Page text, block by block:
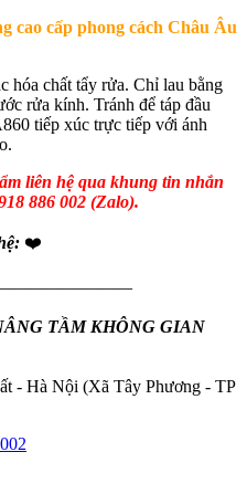
cao cấp phong cách Châu Âu
hóa chất tẩy rửa. Chỉ lau bằng
rửa kính. Tránh để táp đầu
tiếp xúc trực tiếp với ánh
liên hệ qua khung tin nhắn
886 002 (Zalo).
❤️
TẦM KHÔNG GIAN
- Hà Nội (Xã Tây Phương - TP